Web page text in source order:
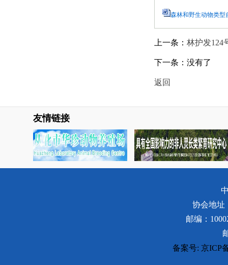
森林和野生动物类型
上一条： 林护发124
下一条：没有了
返回
友情链接
协会地址
邮编：
备案号: 京ICP